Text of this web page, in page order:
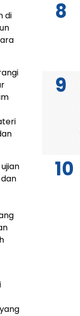
di